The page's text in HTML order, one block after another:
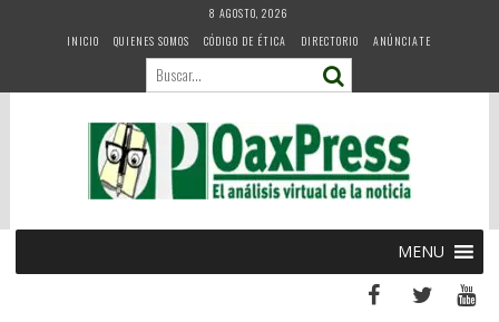
8 AGOSTO, 2026
INICIO
QUIENES SOMOS CÓDIGO DE ÉTICA DIRECTORIO ANÚNCIATE
MENU